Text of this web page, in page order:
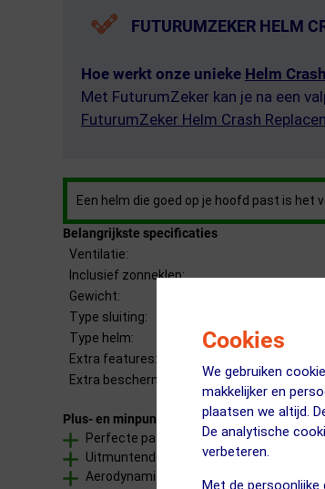
Cookies
We gebruiken
makkelijker en
plaatsen we altijd.
De analytische
verbeteren.
Met de persoonlijke
FUTURUMZEKER HELM
Hoe werkt onze unieke Helm
Met FuturumZeker kan je na een
FuturumZeker Helm Crash
Een helm die goed op je hoofd past is
Belangrijkste specificaties
Ventilatie:
Inclusief zonneklep:
Gewicht:
Type sluiting:
Type helm:
Extra features:
Extra bescherming:
Plus- en minpunten
Perfecte pasvorm zonder drukpunten
Uitmuntende ventilatie, geoptimaliseerd
Aerodynamisch ontwerp voor betere